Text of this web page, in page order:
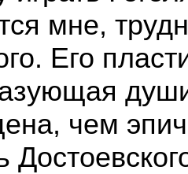
мне,
Его
чем